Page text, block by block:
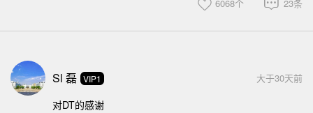
23条
6068个
Sl 磊 VIP1 大于30天前
对DT的感谢